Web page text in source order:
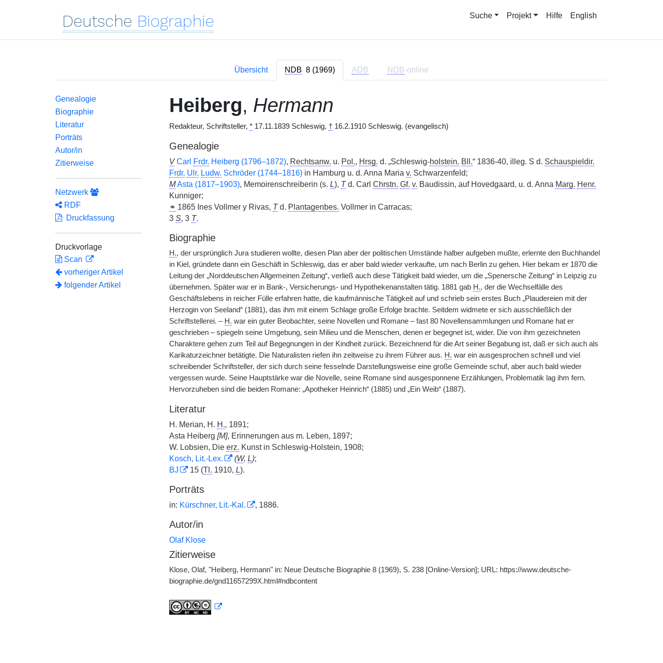
Deutsche Biographie Suche Projekt Hilfe English
Übersicht NDB 8 (1969) ADB NDB-online
Genealogie
Biographie
Literatur
Porträts
Autor/in
Zitierweise
Netzwerk
RDF
Druckfassung
Druckvorlage
Scan
vorheriger Artikel
folgender Artikel
Heiberg, Hermann
Redakteur, Schriftsteller, *17.11.1839 Schleswig, †16.2.1910 Schleswig. (evangelisch)
Genealogie
V Carl Frdr. Heiberg (1796–1872), Rechtsanw. u. Pol., Hrsg. d. „Schleswig-holstein. Bll.“ 1836-40, illeg. S d. Schauspieldir.
Frdr. Ulr. Ludw. Schröder (1744–1816)in Hamburg u. d. Anna Maria v. Schwarzenfeld;
MAsta (1817–1903), Memoirenschreiberin (s. L), Td. Carl Chrstn. Gf. v. Baudissin, auf Hovedgaard, u. d. Anna Marg. Henr.
Kunniger;
⚭ 1865 Ines Vollmer y Rivas, Td. Plantagenbes. Vollmer in Carracas;
3 S, 3 T.
Biographie
H., der ursprünglich Jura studieren wollte, diesen Plan aber der politischen Umstände halber aufgeben mußte, erlernte den Buchhandel
in Kiel, gründete dann ein Geschäft in Schleswig, das er aber bald wieder verkaufte, um nach Berlin zu gehen. Hier bekam er 1870 die
Leitung der „Norddeutschen Allgemeinen Zeitung“, verließ auch diese Tätigkeit bald wieder, um die „Spenersche Zeitung“ in Leipzig zu
übernehmen. Später war er in Bank-, Versicherungs- und Hypothekenanstalten tätig. 1881 gab H., der die Wechselfälle des
Geschäftslebens in reicher Fülle erfahren hatte, die kaufmännische Tätigkeit auf und schrieb sein erstes Buch „Plaudereien mit der
Herzogin von Seeland“ (1881), das ihm mit einem Schlage große Erfolge brachte. Seitdem widmete er sich ausschließlich der
Schriftstellerei. – H. war ein guter Beobachter, seine Novellen und Romane – fast 80 Novellensammlungen und Romane hat er
geschrieben – spiegeln seine Umgebung, sein Milieu und die Menschen, denen er begegnet ist, wider. Die von ihm gezeichneten
Charaktere gehen zum Teil auf Begegnungen in der Kindheit zurück. Bezeichnend für die Art seiner Begabung ist, daß er sich auch als
Karikaturzeichner betätigte. Die Naturalisten riefen ihn zeitweise zu ihrem Führer aus. H. war ein ausgesprochen schnell und viel
schreibender Schriftsteller, der sich durch seine fesselnde Darstellungsweise eine große Gemeinde schuf, aber auch bald wieder
vergessen wurde. Seine Hauptstärke war die Novelle, seine Romane sind ausgesponnene Erzählungen, Problematik lag ihm fern.
Hervorzuheben sind die beiden Romane: „Apotheker Heinrich“ (1885) und „Ein Weib“ (1887).
Literatur
H. Merian, H. H., 1891;
Asta Heiberg [M], Erinnerungen aus m. Leben, 1897;
W. Lobsien, Die erz. Kunst in Schleswig-Holstein, 1908;
Kosch, Lit.-Lex.
(W, L);
BJ
15 (Tl. 1910, L).
Porträts
in: Kürschner, Lit.-Kal. , 1886.
Autor/in
Olaf Klose
Zitierweise
Klose, Olaf, "Heiberg, Hermann" in: Neue Deutsche Biographie 8 (1969), S. 238 [Online-Version]; URL: https://www.deutsche-
biographie.de/gnd11657299X.html#ndbcontent